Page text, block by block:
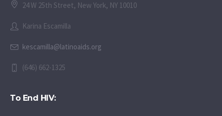
24 W 25th Street, New York, NY 10010
Karina Escamilla
kescamilla@latinoaids.org
(646) 662-1325
To End HIV: